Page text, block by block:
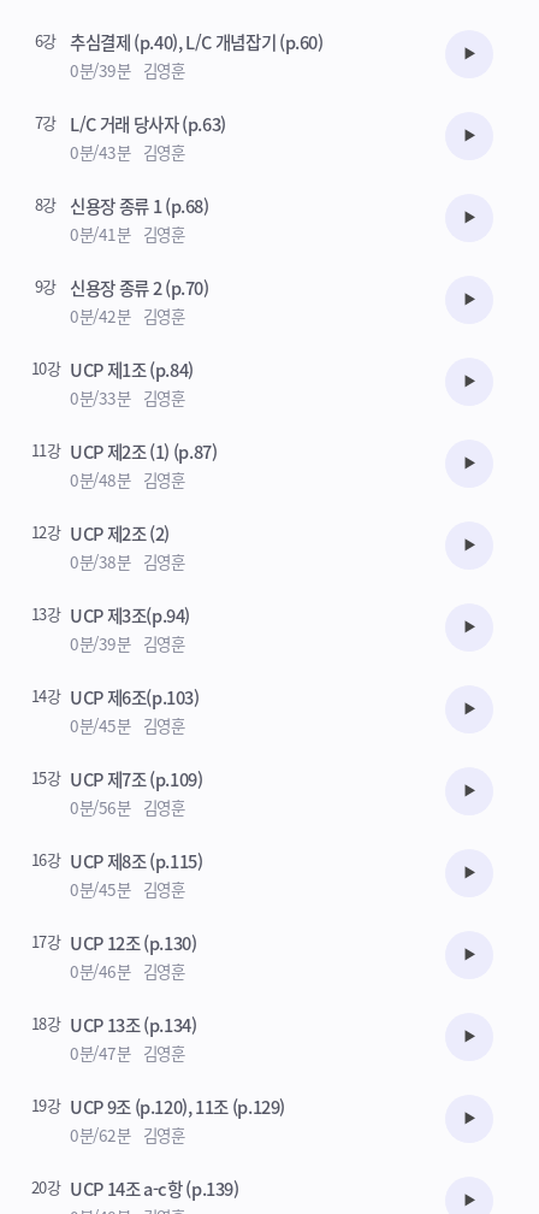
6강 추심결제 (p.40), L/C 개념잡기 (p.60)
0분/39분 김영훈 수강준비
7강 L/C 거래 당사자 (p.63)
0분/43분 김영훈 수강준비
8강 신용장 종류 1 (p.68)
0분/41분 김영훈 수강준비
9강 신용장 종류 2 (p.70)
0분/42분 김영훈 수강준비
10강 UCP 제1조 (p.84)
0분/33분 김영훈 수강준비
11강 UCP 제2조 (1) (p.87)
0분/48분 김영훈 수강준비
12강 UCP 제2조 (2)
0분/38분 김영훈 수강준비
13강 UCP 제3조(p.94)
0분/39분 김영훈 수강준비
14강 UCP 제6조(p.103)
0분/45분 김영훈 수강준비
15강 UCP 제7조 (p.109)
0분/56분 김영훈 수강준비
16강 UCP 제8조 (p.115)
0분/45분 김영훈 수강준비
17강 UCP 12조 (p.130)
0분/46분 김영훈 수강준비
18강 UCP 13조 (p.134)
0분/47분 김영훈 수강준비
19강 UCP 9조 (p.120), 11조 (p.129)
0분/62분 김영훈 수강준비
20강 UCP 14조 a-c항 (p.139)
수강준비